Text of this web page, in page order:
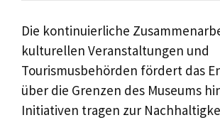
Die kontinuierliche
kulturellen Veranstaltungen und
Tourismusbehörden fördert das
über die Grenzen des Museums
Initiativen tragen zur